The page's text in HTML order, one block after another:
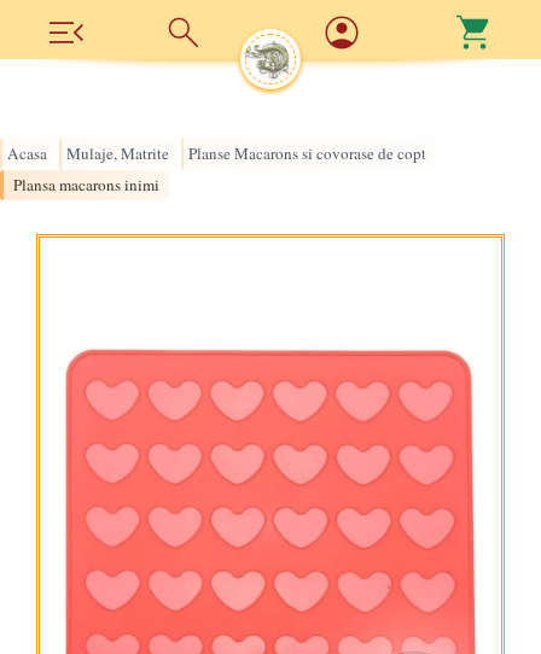
Acasa Mulaje, Matrite Planse Macarons si covorase de copt
Plansa macarons inimi